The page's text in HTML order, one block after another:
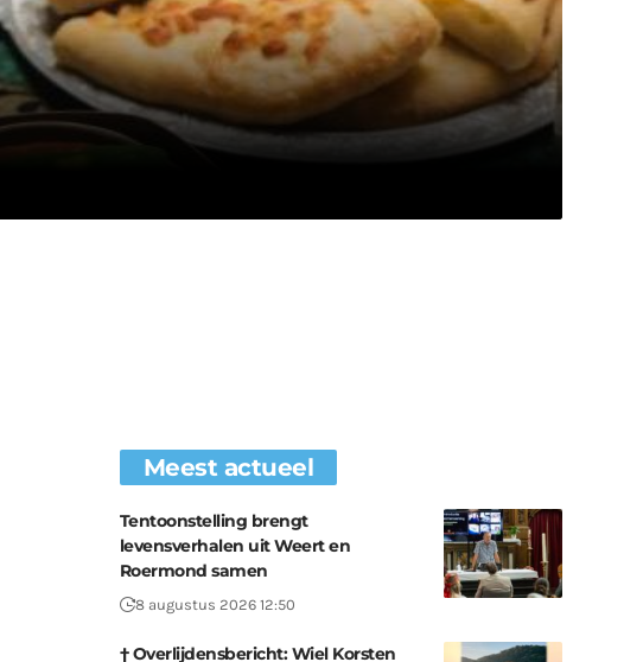
Meest actueel
Tentoonstelling brengt
levensverhalen uit Weert en
Roermond samen
8 augustus 2026 12:50
† Overlijdensbericht: Wiel Korsten